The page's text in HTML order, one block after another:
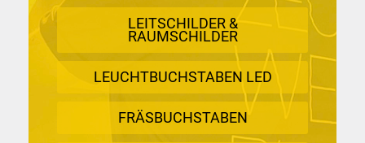
LEITSCHILDER &
RAUMSCHILDER
LEUCHTBUCHSTABEN LED
FRÄSBUCHSTABEN